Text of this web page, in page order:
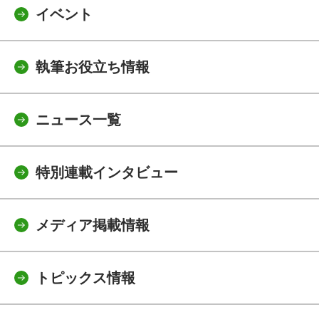
イベント
執筆お役立ち情報
ニュース一覧
特別連載インタビュー
メディア掲載情報
トピックス情報